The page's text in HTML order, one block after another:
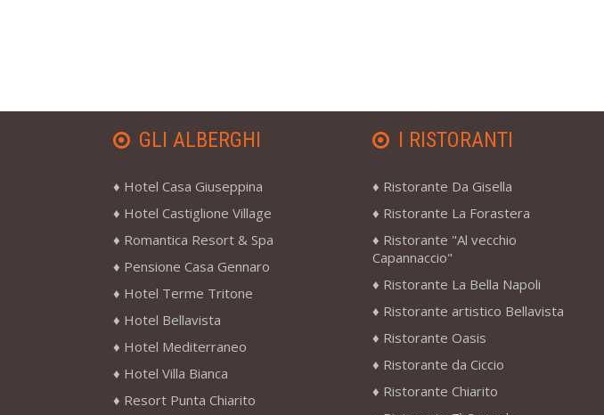
GLI ALBERGHI
Hotel Casa Giuseppina
Hotel Castiglione Village
Romantica Resort & Spa
Pensione Casa Gennaro
Hotel Terme Tritone
Hotel Bellavista
Hotel Mediterraneo
Hotel Villa Bianca
Resort Punta Chiarito
I RISTORANTI
Ristorante Da Gisella
Ristorante La Forastera
Ristorante "Al vecchio
Capannaccio"
Ristorante La Bella Napoli
Ristorante artistico Bellavista
Ristorante Oasis
Ristorante da Ciccio
Ristorante Chiarito